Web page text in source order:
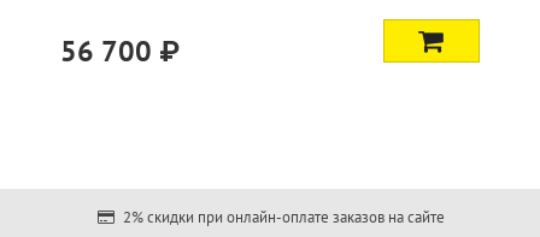
56 700 ₽
2% скидки при онлайн-оплате заказов на сайте